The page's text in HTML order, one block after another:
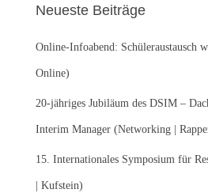
n
a
c
:
Neueste Beiträge
Online-Infoabend: Schüleraustausch
Online)
20-jähriges Jubiläum des DSIM –
Interim Manager (Networking |
15. Internationales Symposium für
| Kufstein)